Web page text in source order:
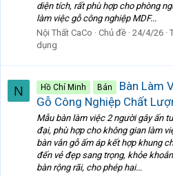
diện tích, rất phù hợp cho phòng
làm việc gỗ công nghiệp MDF...
Nội Thất CaCo
Chủ đề 24/4/26
dụng
N Hồ Chí Minh Bán
Bàn Làm
Gỗ Công Nghiệp Chất
Mẫu bàn làm việc 2 người gây ấn
đại, phù hợp cho không gian làm
bàn vân gỗ ấm áp kết hợp khung
đến vẻ đẹp sang trọng, khỏe
bàn rộng rãi, cho phép hai...